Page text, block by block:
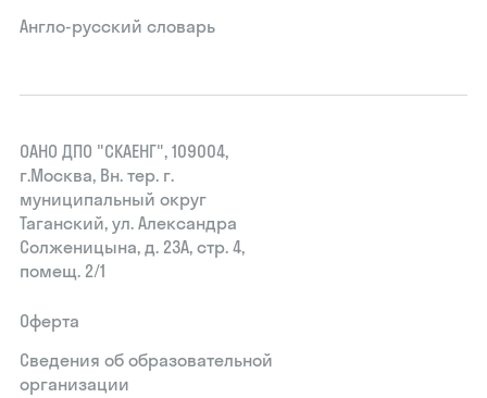
Англо-русский словарь
ОАНО ДПО "СКАЕНГ", 109004,
г.Москва, Вн. тер. г.
муниципальный округ
Таганский, ул. Александра
Солженицына, д. 23А, стр. 4,
помещ. 2/1
Оферта
Сведения об образовательной
организации